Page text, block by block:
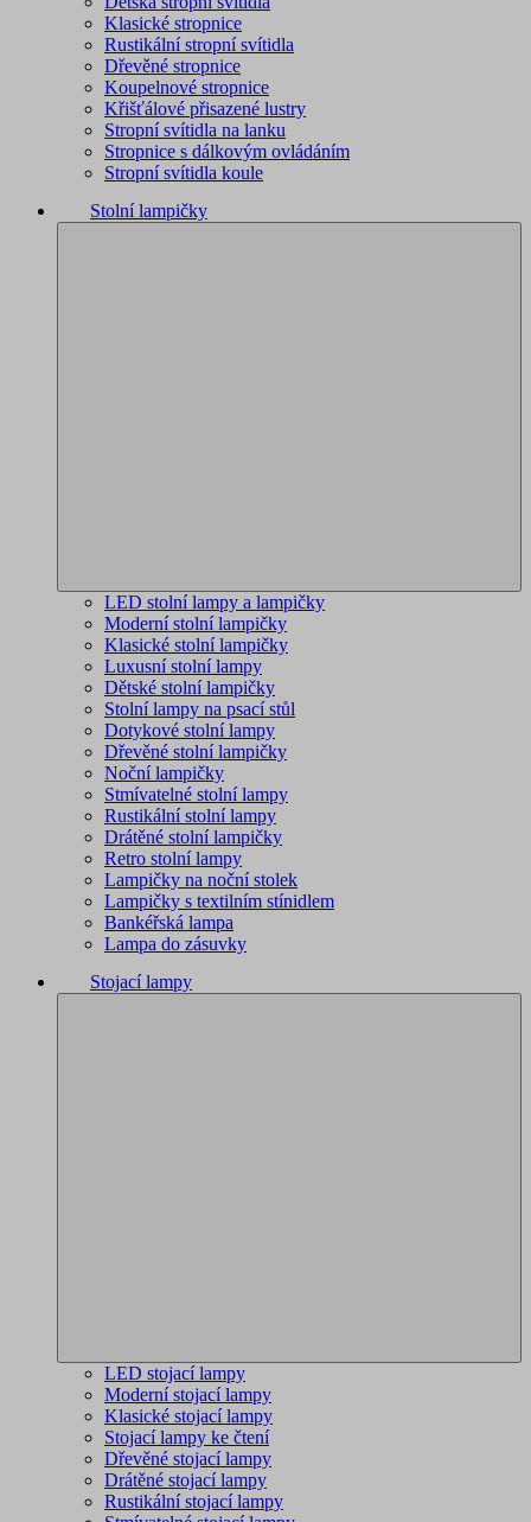
Klasické stropnice
Rustikální stropní svítidla
Dřevěné stropnice
Koupelnové stropnice
Křišťálové přisazené lustry
Stropní svítidla na lanku
Stropnice s dálkovým ovládáním
Stropní svítidla koule
Stolní lampičky
LED stolní lampy a lampičky
Moderní stolní lampičky
Klasické stolní lampičky
Luxusní stolní lampy
Dětské stolní lampičky
Stolní lampy na psací stůl
Dotykové stolní lampy
Dřevěné stolní lampičky
Noční lampičky
Stmívatelné stolní lampy
Rustikální stolní lampy
Drátěné stolní lampičky
Retro stolní lampy
Lampičky na noční stolek
Lampičky s textilním stínidlem
Bankéřská lampa
Lampa do zásuvky
Stojací lampy
LED stojací lampy
Moderní stojací lampy
Klasické stojací lampy
Stojací lampy ke čtení
Dřevěné stojací lampy
Drátěné stojací lampy
Rustikální stojací lampy